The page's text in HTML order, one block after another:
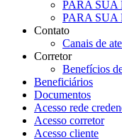
PARA SUA
PARA SUA
Contato
Canais de
Corretor
Benefícios
Beneficiários
Documentos
Acesso rede
Acesso corretor
Acesso cliente